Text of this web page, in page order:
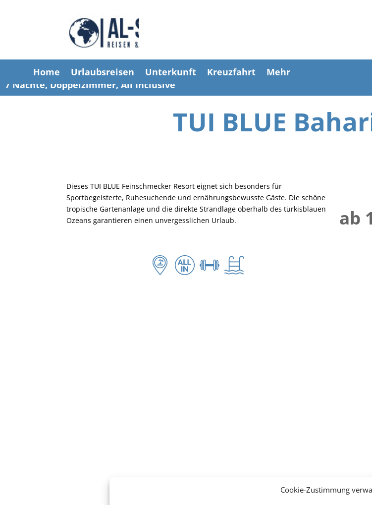
Cookie-Zustimmung
Home Urlaubsreisen Unterkunft Kreuzfahrt Mehr
7 Nächte, Doppelzimmer, All Inclusive
TUI BLUE
Dieses TUI BLUE Feinschmecker Resort eignet sich besonders für
Sportbegeisterte, Ruhesuchende und ernährungsbewusste Gäste. Die schöne
tropische Gartenanlage und die direkte Strandlage oberhalb des türkisblauen
Ozeans garantieren einen unvergesslichen Urlaub.
ab